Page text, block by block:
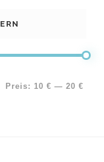
Preis: 10 € — 20 €